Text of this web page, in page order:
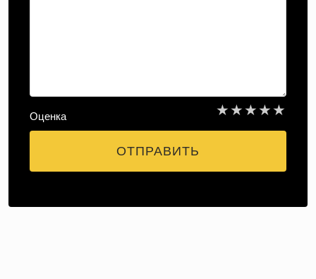
Оценка ★
★
★
★
★
ОТПРАВИТЬ